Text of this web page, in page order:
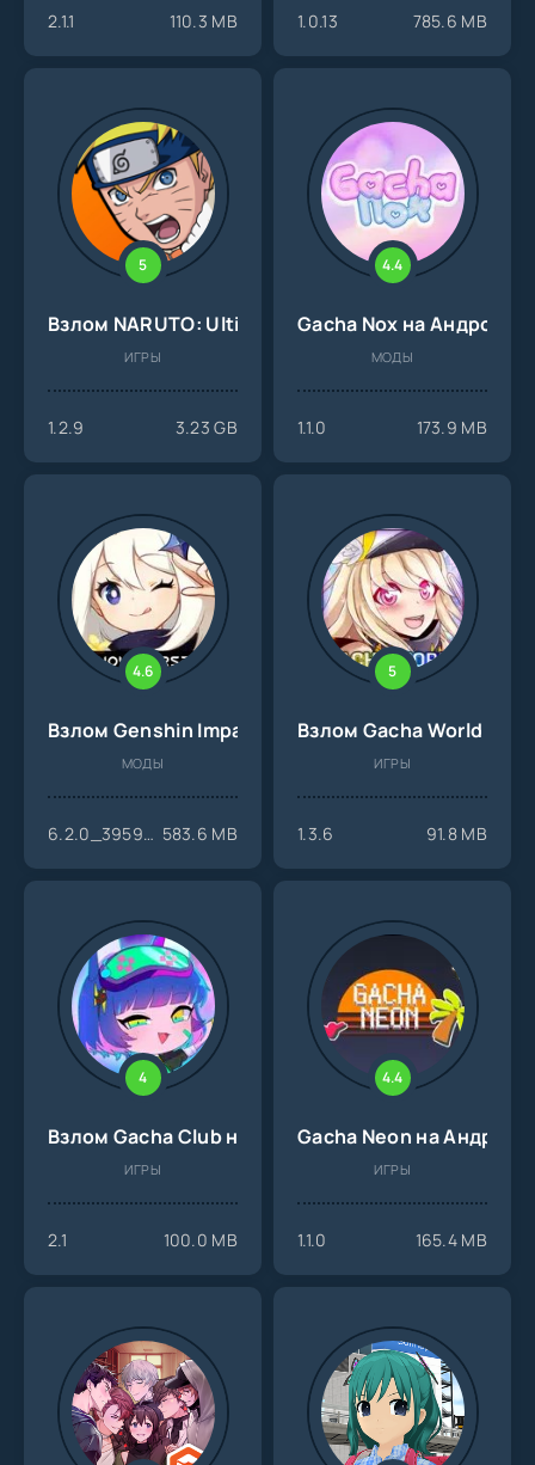
2.1.1 110.3 MB 1.0.13 785.6 MB
5
Взлом NARUTO: Ultimate Ninja STORM [patched]
ИГРЫ
1.2.9 3.23 GB
4.4
Gacha Nox на Андроид
МОДЫ
1.1.0 173.9 MB
4.6
Взлом Genshin Impact на Андроид
МОДЫ
6.2.0_39595820_39944325 583.6 MB
5
Взлом Gacha World на
ИГРЫ
1.3.6 91.8 MB
4
Взлом Gacha Club на Андроид
ИГРЫ
2.1 100.0 MB
4.4
Gacha Neon на Андроид
ИГРЫ
1.1.0 165.4 MB